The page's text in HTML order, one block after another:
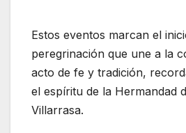
Estos eventos marcan el
peregrinación que une a la
acto de fe y tradición,
el espíritu de la Hermandad
Villarrasa.